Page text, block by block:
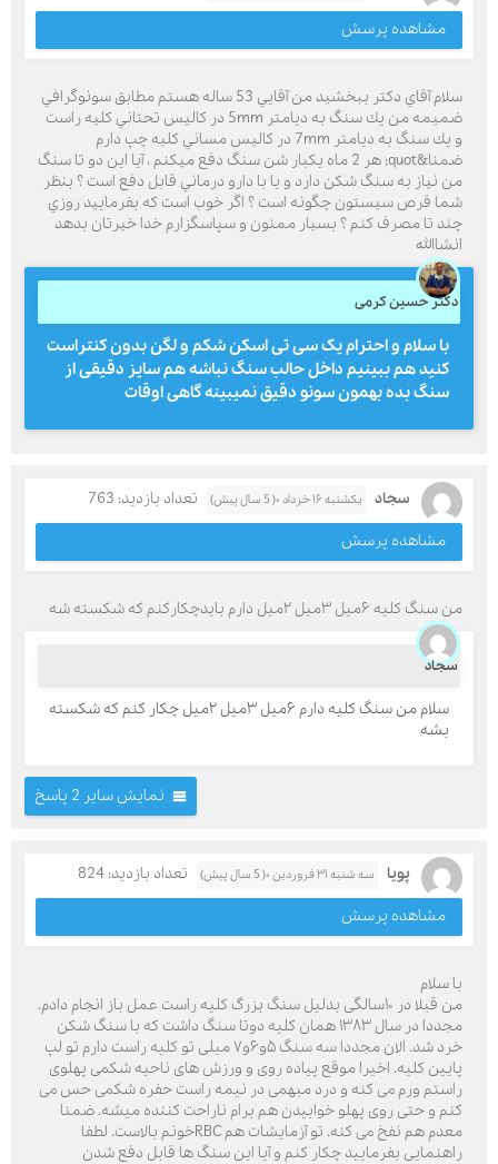
مشاهده پرسش
سلام آقاي دكتر ببخشيد من آقايي 53 ساله هستم مطابق سونوگرافي
ضميمه من يك سنگ به ديامتر 5mm در كاليس تحتاني كليه راست
و يك سنگ به ديامتر 7mm در كاليس مساني كليه چپ دارم
ضمنا&quot; هر 2 ماه يكبار شن سنگ دفع ميكنم ، آيا اين دو تا سنگ
من نياز به سنگ شكن دارد و يا با دارو درماني قابل دفع است ؟ بنظر
شما قرص سيستون چگونه است ؟ اگر خوب است كه بفرماييد روزي
چند تا مصرف كنم ؟ بسيار ممنون و سپاسگزارم خدا خيرتان بدهد
انشاالله
دکتر حسین کرمی
با سلام و احترام یک سی تی اسکن شکم و لگن بدون کنتراست
کنید هم ببینیم داخل حالب سنگ نباشه هم سایز دقیقی از
سنگ بده بهمون سونو دقیق نمیبینه گاهی اوقات
سجاد یکشنبه ۱۶ خرداد ۰( 5 سال پیش)
تعداد بازدید: 763
مشاهده پرسش
من سنگ کلیه ۶میل ۳میل ۲میل دارم بایدچکارکنم که شکسته شه
سجاد
سلام من سنگ کلیه دارم ۶میل ۳میل ۲میل چکار کنم که شکسته
بشه
نمایش سایر 2 پاسخ
پویا سه شنبه ۳۱ فروردین ۰( 5 سال پیش)
تعداد بازدید: 824
مشاهده پرسش
با سلام
من قبلا در ۱۰سالگی بدلیل سنگ بزرگ کلیه راست عمل باز انجام دادم.
مجددا در سال ۱۳۸۳ همان کلیه دوتا سنگ داشت که با سنگ شکن
خرد شد. الان مجددا سه سنگ ۵و۶و۷ میلی تو کلیه راست دارم تو لپ
پایین کلیه. اخیرا موقع پیاده روی و ورزش های ناحیه شکمی پهلوی
راستم ورم می کنه و درد مبهمی در نیمه راست حفره شکمی حس می
کنم و حتی روی پهلو خوابیدن هم برام ناراحت کننده میشه. ضمنا
معدم هم نفخ می کنه. تو آزمایشات هم RBCخونم بالاست. لطفا
راهنمایی بفرمایید چکار کنم و آیا این سنگ ها قابل دفع شدن